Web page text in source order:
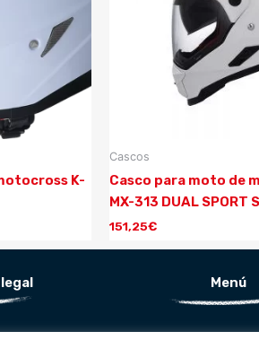
K-
Cascos
Casco para moto de
MX-313 DUAL SPORT
151,25€
Menú